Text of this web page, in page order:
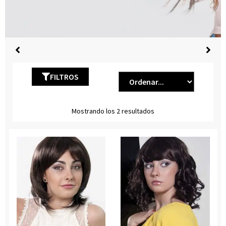
Mostrando los 2 resultados
FILTROS